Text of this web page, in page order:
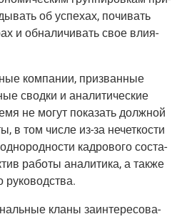
об успе­хах, почи­вать
и обна­ли­чи­вать свое вли­я­
ком­па­нии, при­зван­ные
свод­ки и ана­ли­ти­че­ские
не могут пока­зать долж­ной
в том чис­ле из-за нечет­ко­сти
кад­ро­во­го соста­
рабо­ты ана­ли­ти­ка, а так­же
руководства.
кла­ны заин­те­ре­со­ва­